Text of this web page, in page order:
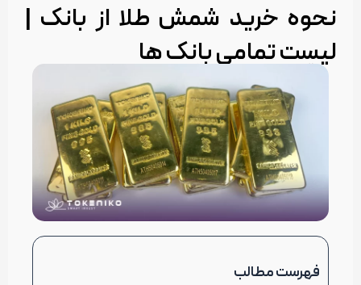
نحوه خرید شمش طلا از بانک |
لیست تمامی بانک ها
فهرست مطالب